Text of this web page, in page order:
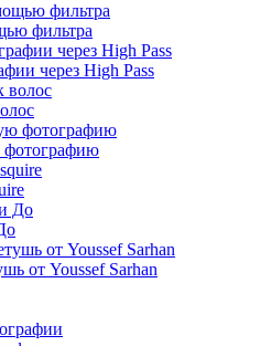
фильтра
через High Pass
фотографию
от Youssef Sarhan